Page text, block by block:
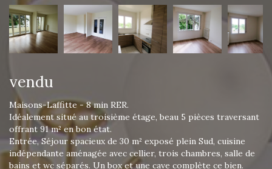
vendu
Maisons-Laffitte - 8 min RER.
Idéalement situé au troisième étage, beau 5 pièces traversant
offrant 91 m² en bon état.
Entrée, Séjour spacieux de 30 m² exposé plein Sud, cuisine
indépendante aménagée avec cellier, trois chambres, salle de
bains et wc séparés. Un box et une cave complète ce bien.